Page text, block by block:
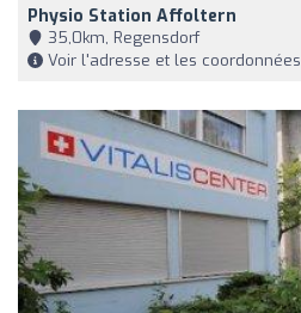
Physio Station Affoltern
35,0km, Regensdorf
Voir l'adresse et les coordonnées